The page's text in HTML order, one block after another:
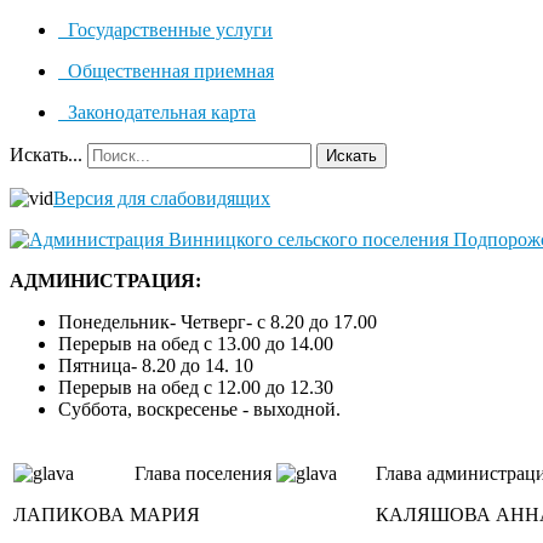
Государственные услуги
Общественная приемная
Законодательная карта
Искать... Искать
Версия для слабовидящих
АДМИНИСТРАЦИЯ:
Понедельник- Четверг- с 8.20 до 17.00
Перерыв на обед с 13.00 до 14.00
Пятница- 8.20 до 14. 10
Перерыв на обед с 12.00 до 12.30
Суббота, воскресенье - выходной.
Глава поселения
ЛАПИКОВА МАРИЯ
Глава
КАЛЯШОВА